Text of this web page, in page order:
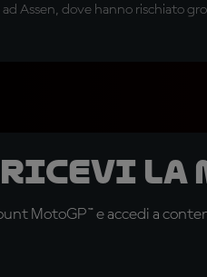
Assen, dove hanno rischiato
Ricevi la
MotoGP™ e accedi a